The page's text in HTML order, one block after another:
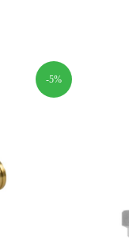
-5%